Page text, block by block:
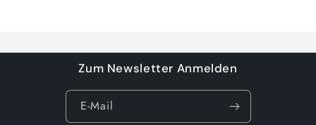
Zum Newsletter Anmelden
E-Mail